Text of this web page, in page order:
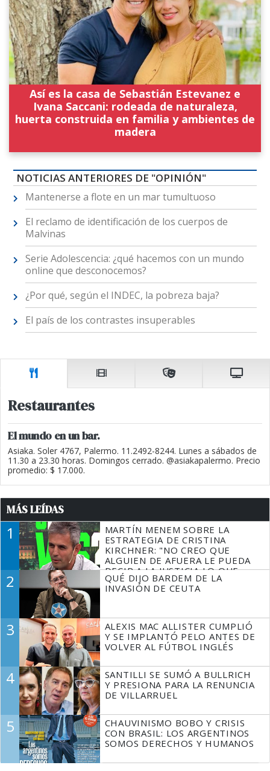
Así es la casa de Sebastián Estevanez e
Ivana Saccani: rodeada de naturaleza,
huerta construida en familia y ambientes de
madera
NOTICIAS ANTERIORES DE "OPINIÓN"
Mantenerse a flote en un mar tumultuoso
El reclamo de identificación de los cuerpos de
Malvinas
Serie Adolescencia: ¿qué hacemos con un mundo
online que desconocemos?
¿Por qué, según el INDEC, la pobreza baja?
El país de los contrastes insuperables
Restaurantes
El mundo en un bar.
Asiaka. Soler 4767, Palermo. 11.2492-8244. Lunes a sábados de
11.30 a 23.30 horas. Domingos cerrado. @asiakapalermo. Precio
promedio: $ 17.000.
MÁS LEÍDAS
1
MARTÍN MENEM SOBRE LA
ESTRATEGIA DE CRISTINA
KIRCHNER: "NO CREO QUE
ALGUIEN DE AFUERA LE PUEDA
DECIR A LA JUSTICIA LO QUE
TIENE QUE HACER"
2
QUÉ DIJO BARDEM DE LA
INVASIÓN DE CEUTA
3
ALEXIS MAC ALLISTER CUMPLIÓ
Y SE IMPLANTÓ PELO ANTES DE
VOLVER AL FÚTBOL INGLÉS
4
SANTILLI SE SUMÓ A BULLRICH
Y PRESIONA PARA LA RENUNCIA
DE VILLARRUEL
5
CHAUVINISMO BOBO Y CRISIS
CON BRASIL: LOS ARGENTINOS
SOMOS DERECHOS Y HUMANOS